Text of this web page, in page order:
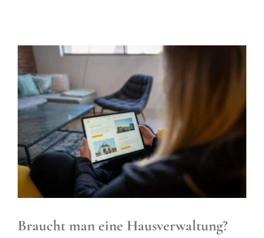
Braucht man eine Hausverwaltung?